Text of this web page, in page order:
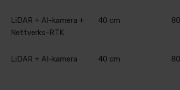
LiDAR + AI-kamera +
Nettverks-RTK
40 cm
LiDAR + AI-kamera 40 cm